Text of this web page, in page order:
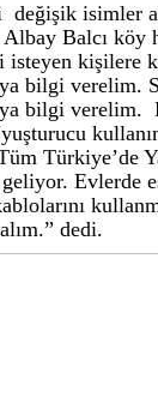
isimler
Balcı köy
kişilere
bilgi verelim.
bilgi verelim.
Türkiye’de
geliyor. Evlerde
dedi.